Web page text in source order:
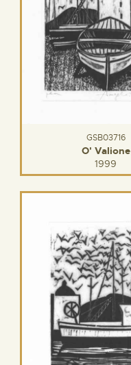
GSB03716
O' Valione
1999